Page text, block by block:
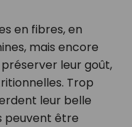
en fibres, en
mais encore
leur goût,
Trop
leur belle
peuvent être